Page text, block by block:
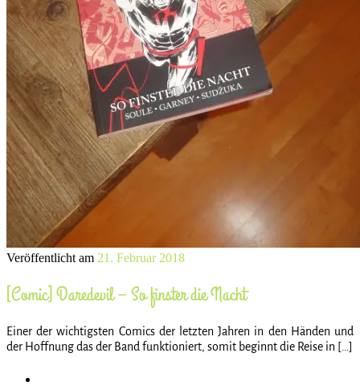
Veröffentlicht am 21. Februar 2018
[Comic] Daredevil – So finster die Nacht
Einer der wichtigsten Comics der letzten Jahren in den Händen und
der Hoffnung das der Band funktioniert, somit beginnt die Reise in […]